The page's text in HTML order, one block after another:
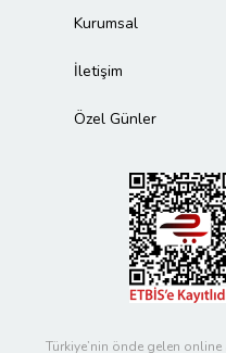
Kurumsal
İletişim
Özel Günler
Türkiye’nin önde gelen